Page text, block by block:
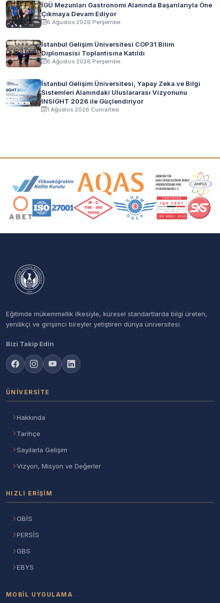
İGÜ Mezunları Gastronomi Alanında Başarılarıyla Öne
Çıkmaya Devam Ediyor
6 Ağustos 2026 Perşembe
İstanbul Gelişim Üniversitesi COP31 Bilim
Diplomasisi Toplantısına Katıldı
6 Ağustos 2026 Perşembe
İstanbul Gelişim Üniversitesi, Yapay Zeka ve Bilgi
Sistemleri Alanındaki Uluslararası Vizyonunu
INSIGHT 2026 ile Güçlendiriyor
1 Ağustos 2026 Cumartesi
Akreditasyon ve Üyelik Logoları
Eğitimde mükemmellik ilkesiyle, küresel standartlarda bilgi üreten,
yenilikçi ve girişimci bireyler yetiştiren dünya üniversitesi.
Bizi Takip Edin
ÜNIVERSITE
Hakkında
Tarihçe
Sayılarla Gelişim
Vizyon, Misyon ve Değerler
HIZLI ERIŞIM
OBİS
PERSİS
GBS
EBYS
MOBIL UYGULAMA